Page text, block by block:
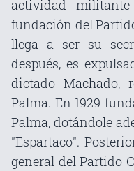
actividad
fundación del
llega a ser su
después, es
dictado Machado,
Palma. En 1929
Palma, dotándole
"Espartaco".
general del Partido